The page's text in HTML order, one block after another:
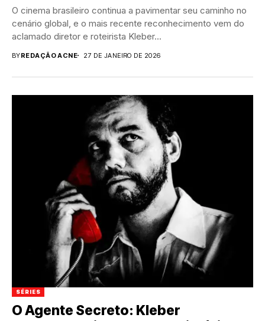
O cinema brasileiro continua a pavimentar seu caminho no
cenário global, e o mais recente reconhecimento vem do
aclamado diretor e roteirista Kleber...
BYREDAÇÃO ACNE 27 DE JANEIRO DE 2026
SÉRIES
O Agente Secreto: Kleber